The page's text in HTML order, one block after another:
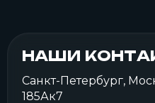
НАШИ
Санкт-Петербург,
185Ак7